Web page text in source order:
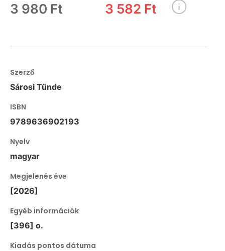
3 980 Ft 3 582 Ft
Szerző
Sárosi Tünde
ISBN
9789636902193
Nyelv
magyar
Megjelenés éve
[2026]
Egyéb információk
[396] o.
Kiadás pontos dátuma